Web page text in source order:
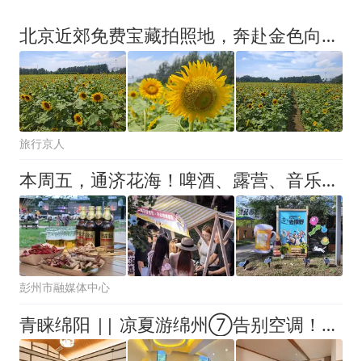
北京近郊免费宝藏拍照地，奔赴金色向日葵花海，赶快冲
旅行京人
本周五，通济花海！啤酒、露营、音乐，等你“燥”起来！
彭州市融媒体中心
青睐绵阳 || 凉夏游绵州⑦告别空调！蝴蝶谷的这些民宿，让你住进自然里，枕着山风睡